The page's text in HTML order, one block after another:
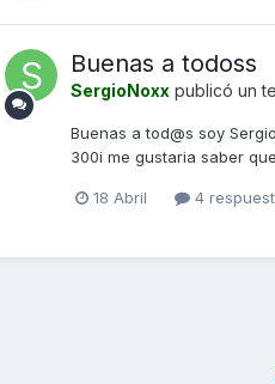
Buenas a todoss
SergioNoxx publicó un
Buenas a tod@s soy
300i me gustaria saber
18 Abril 4